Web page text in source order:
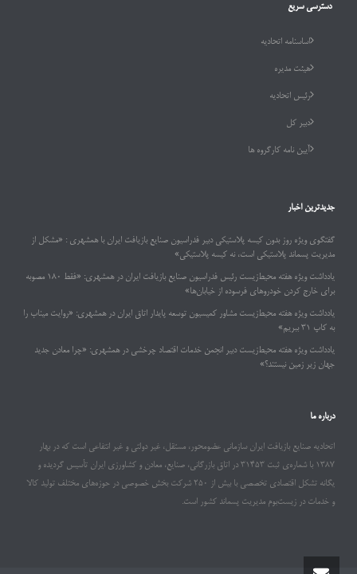
دسترسی سریع
اساسنامه اتحادیه
هیئت مدیره
رئیس اتحادیه
دبیر کل
آیین نامه کارگروه ها
جدیدترین اخبار
گفتگوی ویژه روز بدون کیسه پلاستیکی دبیر فدراسیون صنایع بازیافت ایران با همشهری : «مشکل از
مدیریت پسماند پلاستیکی است، نه کیسه پلاستیکی»
یادداشت ویژه هفته محیط‌زیست رئیس فدراسیون صنایع بازیافت ایران در همشهری: «فقط ۱۸۰ مصوبه
برای خارج کردن خودروهای فرسوده از خیابان‌ها»
یادداشت ویژه هفته محیط‌زیست مشاور کمیسیون توسعه پایدار اتاق ایران در همشهری: «روایت میناب را
به کاپ ۳۱ ببریم»
یادداشت ویژه هفته محیط‌زیست دبیر انجمن خدمات اقتصاد چرخشی در همشهری: «چرا معادن جدید
جهان زیر زمین نیستند؟»
درباره ما
اتحادیه صنایع بازیافت ایران سازمانی عضومحور، مستقل، غیر دولتی و غیر انتفاعی است که در بهار
۱۳۸۷ با شماره‌ی ثبت ۳۱۴۵۳ در اتاق بازرگانی، صنایع، معادن و کشاورزی ایران تأسیس گردیده و
یگانه تشکل اقتصادی تخصصی با بیش از ۲۵۰ شرکت بخش خصوصی در حوزه‌های مختلف تولید کالا
و خدمات در زیست‌بوم مدیریت پسماند کشور است.